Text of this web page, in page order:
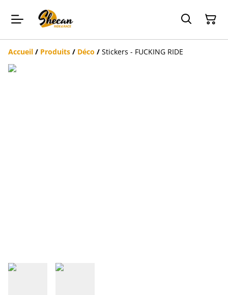
Accueil / Produits / Déco / Stickers - FUCKING RIDE